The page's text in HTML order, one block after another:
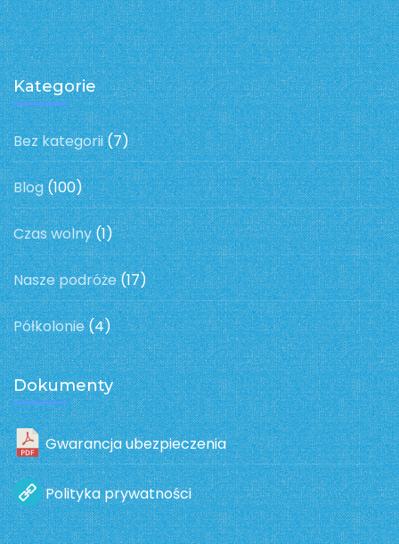
Kategorie
Bez kategorii(7)
Blog(100)
Czas wolny(1)
Nasze podróże(17)
Półkolonie(4)
Dokumenty
Gwarancja ubezpieczenia
Polityka prywatności